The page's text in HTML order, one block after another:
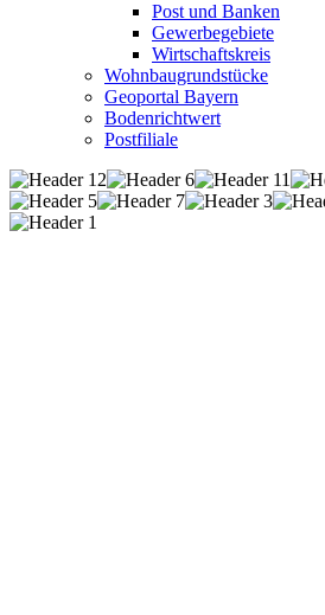
Post und Banken
Gewerbegebiete
Wirtschaftskreis
Wohnbaugrundstücke
Geoportal Bayern
Bodenrichtwert
Postfiliale